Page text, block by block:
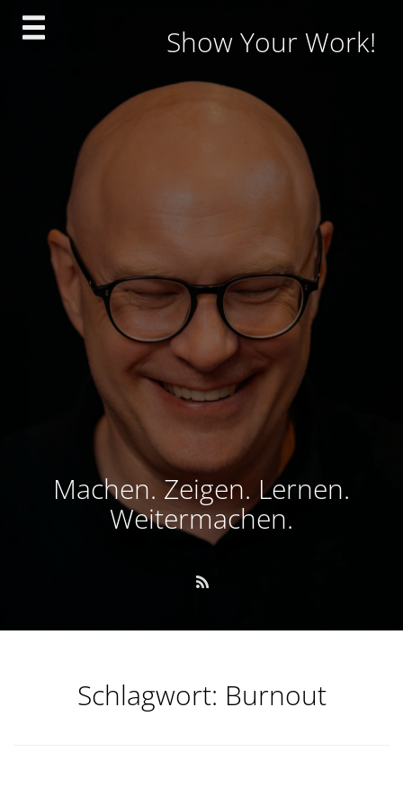
Skip
Show Your Work!
Machen. Zeigen. Lernen.
Weitermachen.
Schlagwort: Burnout